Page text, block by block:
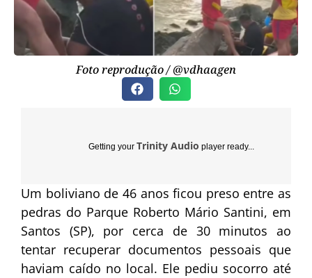
Foto reprodução / @vdhaagen
Getting your Trinity Audio player ready...
Um boliviano de 46 anos ficou preso entre as
pedras do Parque Roberto Mário Santini, em
Santos (SP), por cerca de 30 minutos ao
tentar recuperar documentos pessoais que
haviam caído no local. Ele pediu socorro até